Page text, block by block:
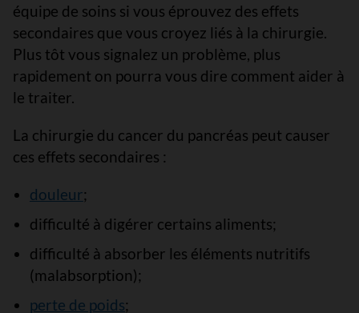
équipe de soins si vous éprouvez des effets
secondaires que vous croyez liés à la chirurgie.
Plus tôt vous signalez un problème, plus
rapidement on pourra vous dire comment aider à
le traiter.
La chirurgie du cancer du pancréas peut causer
ces effets secondaires :
douleur;
difficulté à digérer certains aliments;
difficulté à absorber les éléments nutritifs
(malabsorption);
perte de poids;